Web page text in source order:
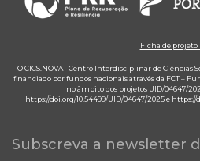
Ficha de projeto
O CICS.NOVA - Centro Interdisciplinar de Ciências
financiado por fundos nacionais através da FCT –
no âmbito dos projetos UID/04647/
https://doi.org/10.54499/UID/04647/2025e https://
Subscreva a newsletter